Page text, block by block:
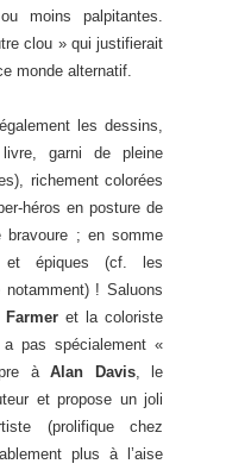
moins palpitantes.
clou » qui justifierait
monde alternatif.
les dessins,
garni de pleine
richement colorées
héros en posture de
bravoure ; en somme
et épiques (cf. les
! Saluons
Farmer et la coloriste
a pas spécialement «
àAlan Davis, le
et propose un joli
(prolifique chez
plus à l’aise